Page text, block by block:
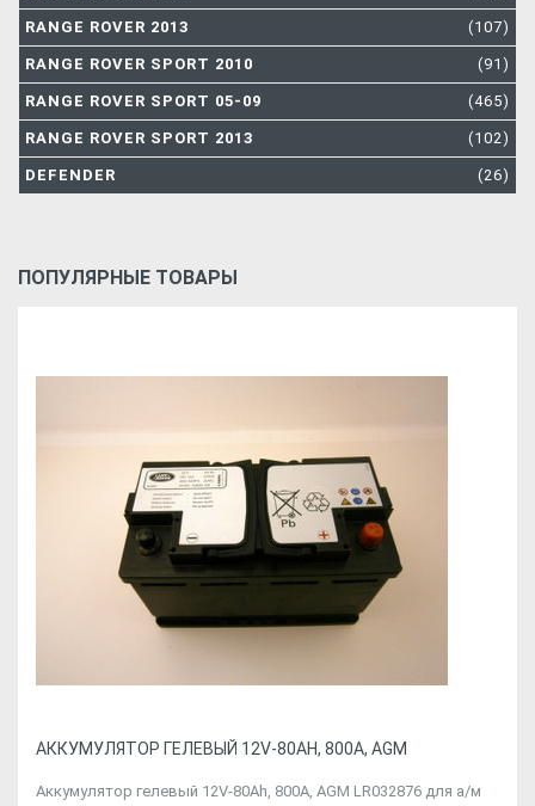
RANGE ROVER 2013 (107)
RANGE ROVER SPORT 2010 (91)
RANGE ROVER SPORT 05-09 (465)
RANGE ROVER SPORT 2013 (102)
DEFENDER (26)
ПОПУЛЯРНЫЕ ТОВАРЫ
АККУМУЛЯТОР ГЕЛЕВЫЙ 12V-80AH, 800A, AGM
Аккумулятор гелевый 12V-80Ah, 800A, AGM LR032876 для а/м